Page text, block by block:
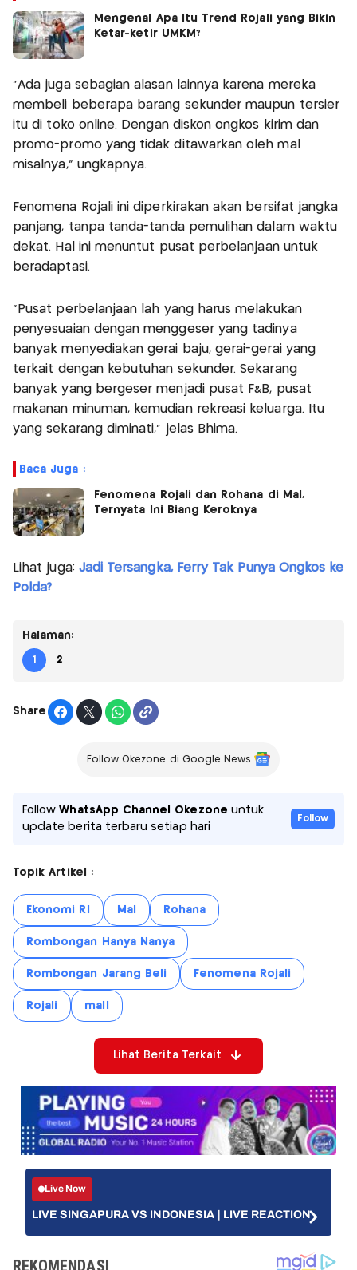
Mengenal Apa Itu Trend Rojali yang Bikin
Ketar-ketir UMKM?
"Ada juga sebagian alasan lainnya karena mereka
membeli beberapa barang sekunder maupun tersier
itu di toko online. Dengan diskon ongkos kirim dan
promo-promo yang tidak ditawarkan oleh mal
misalnya," ungkapnya.
Fenomena Rojali ini diperkirakan akan bersifat jangka
panjang, tanpa tanda-tanda pemulihan dalam waktu
dekat. Hal ini menuntut pusat perbelanjaan untuk
beradaptasi.
"Pusat perbelanjaan lah yang harus melakukan
penyesuaian dengan menggeser yang tadinya
banyak menyediakan gerai baju, gerai-gerai yang
terkait dengan kebutuhan sekunder. Sekarang
banyak yang bergeser menjadi pusat F&B, pusat
makanan minuman, kemudian rekreasi keluarga. Itu
yang sekarang diminati," jelas Bhima.
Baca Juga :
Fenomena Rojali dan Rohana di Mal,
Ternyata Ini Biang Keroknya
Lihat juga: Jadi Tersangka, Ferry Tak Punya Ongkos ke
Polda?
Halaman:
1 2
Share
Follow Okezone di Google News
FollowWhatsApp Channel Okezone untuk
update berita terbaru setiap hari
Follow
Topik Artikel :
Ekonomi RI Mal Rohana
Rombongan Hanya Nanya
Rombongan Jarang Beli Fenomena Rojali
Rojali mall
Lihat Berita Terkait
Live Now
LIVE SINGAPURA VS INDONESIA | LIVE REACTION